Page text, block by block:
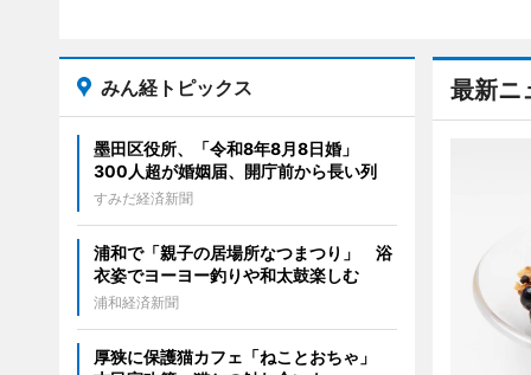
最新ニ
みん経トピックス
墨田区役所、「令和8年8月8日婚」
300人超が婚姻届、開庁前から長い列
すみだ経済新聞
浦和で「親子の居場所なつまつり」 浴
衣姿でヨーヨー釣りや和太鼓楽しむ
浦和経済新聞
厚狭に保護猫カフェ「ねことおちゃ」